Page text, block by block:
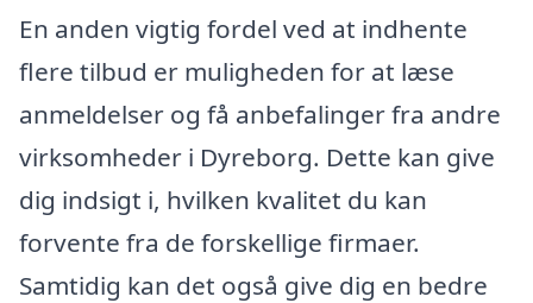
En anden vigtig fordel ved at indhente
flere tilbud er muligheden for at læse
anmeldelser og få anbefalinger fra andre
virksomheder i Dyreborg. Dette kan give
dig indsigt i, hvilken kvalitet du kan
forvente fra de forskellige firmaer.
Samtidig kan det også give dig en bedre